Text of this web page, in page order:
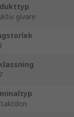
givare